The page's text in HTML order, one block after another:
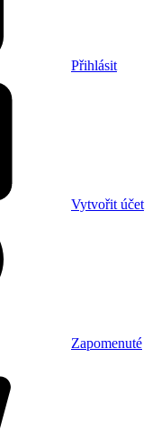
Přihlásit
Vytvořit účet
Zapomenuté